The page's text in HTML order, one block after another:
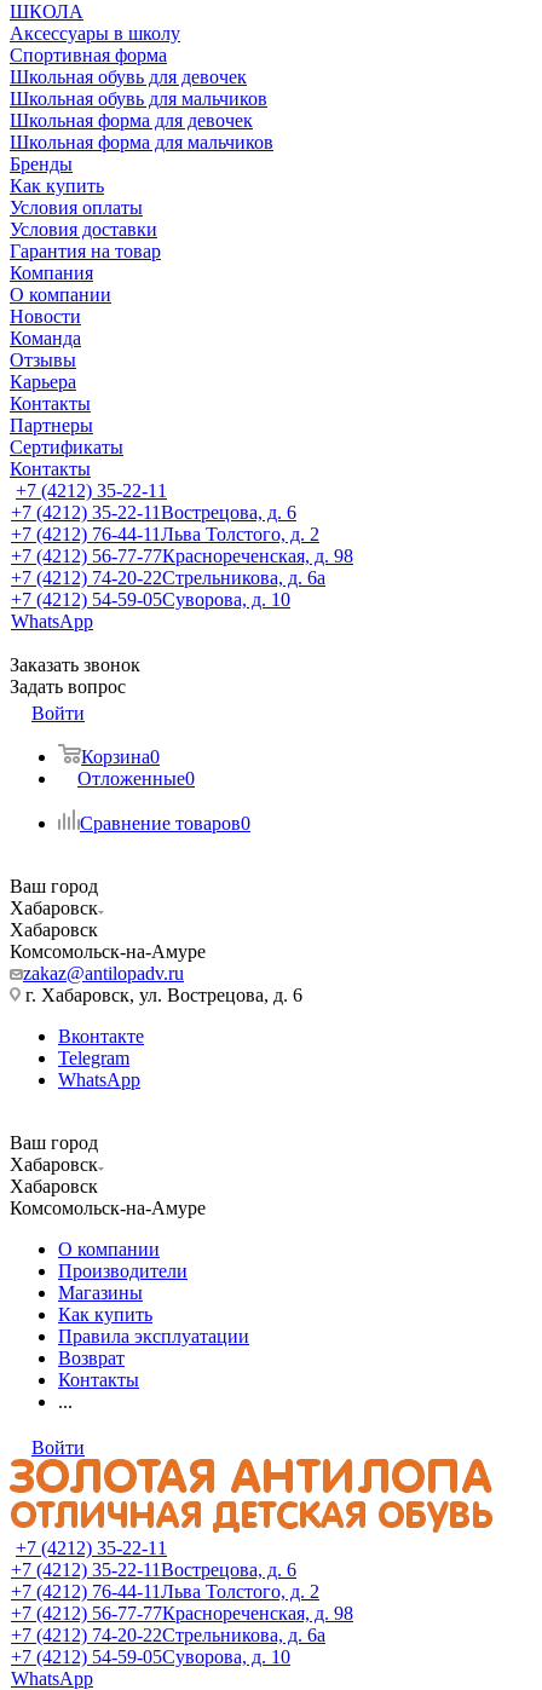
ШКОЛА
Аксессуары в школу
Спортивная форма
Школьная обувь для девочек
Школьная обувь для мальчиков
Школьная форма для девочек
Школьная форма для мальчиков
Бренды
Как купить
Условия оплаты
Условия доставки
Гарантия на товар
Компания
О компании
Новости
Команда
Отзывы
Карьера
Контакты
Партнеры
Сертификаты
Контакты
+7 (4212) 35-22-11
+7 (4212) 35-22-11Вострецова, д. 6
+7 (4212) 76-44-11Льва Толстого, д. 2
+7 (4212) 56-77-77Краснореченская, д. 98
+7 (4212) 74-20-22Стрельникова, д. 6а
+7 (4212) 54-59-05Суворова, д. 10
WhatsApp
Заказать звонок
Задать вопрос
Войти
Корзина0
Отложенные0
Сравнение товаров0
Ваш город
Хабаровск
Хабаровск
Комсомольск-на-Амуре
zakaz@antilopadv.ru
г. Хабаровск, ул. Вострецова, д. 6
Вконтакте
Telegram
WhatsApp
Ваш город
Хабаровск
Хабаровск
Комсомольск-на-Амуре
О компании
Производители
Магазины
Как купить
Правила эксплуатации
Возврат
Контакты
...
Войти
+7 (4212) 35-22-11
+7 (4212) 35-22-11Вострецова, д. 6
+7 (4212) 76-44-11Льва Толстого, д. 2
+7 (4212) 56-77-77Краснореченская, д. 98
+7 (4212) 74-20-22Стрельникова, д. 6а
+7 (4212) 54-59-05Суворова, д. 10
WhatsApp